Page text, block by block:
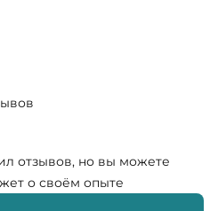
отзывов, но вы можете
о своём опыте